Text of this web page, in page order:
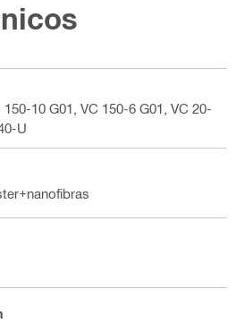
150-10 G01, VC 150-6 G01, VC 20-
U